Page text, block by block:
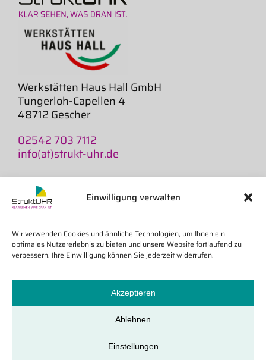
Einwilligung verwalten
Wir verwenden Cookies und ähnliche Technologien, um Ihnen ein
optimales Nutzererlebnis zu bieten und unsere Website fortlaufend zu
verbessern. Ihre Einwilligung können Sie jederzeit widerrufen.
Akzeptieren
Ablehnen
Einstellungen
Werkstätten Haus Hall GmbH
Tungerloh-Capellen 4
48712 Gescher
02542 703 7112
info(at)strukt-uhr.de
AGB
Widerruf
Versand und Lieferzeiten
Datenschutz
Cookie-Richtlinie
Tungerloh-Capellen 4 · 48712 Gescher